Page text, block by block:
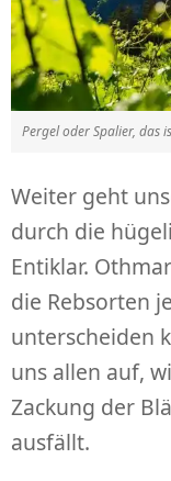
Pergel oder Spalier, das
Weiter geht
durch die
Entiklar.
die Rebsorten
unterscheiden
uns allen auf,
Zackung der
ausfällt.